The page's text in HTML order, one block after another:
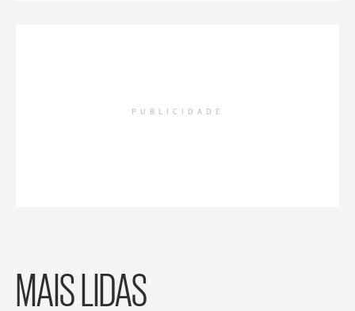
PUBLICIDADE
MAIS LIDAS